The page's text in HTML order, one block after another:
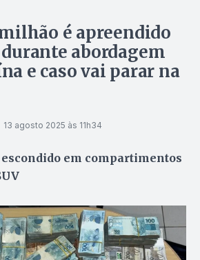
milhão é apreendido
abordagem
e caso vai parar na
13 agosto 2025 às 11h34
em compartimentos